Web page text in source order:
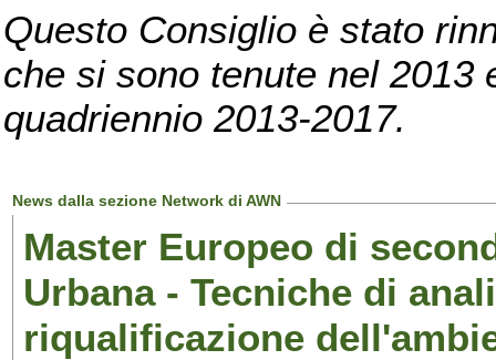
Questo Consiglio è stato
che si sono tenute nel 2013
quadriennio 2013-2017.
News dalla sezione Network di AWN
Master Europeo di
Urbana - Tecniche di
riqualificazione